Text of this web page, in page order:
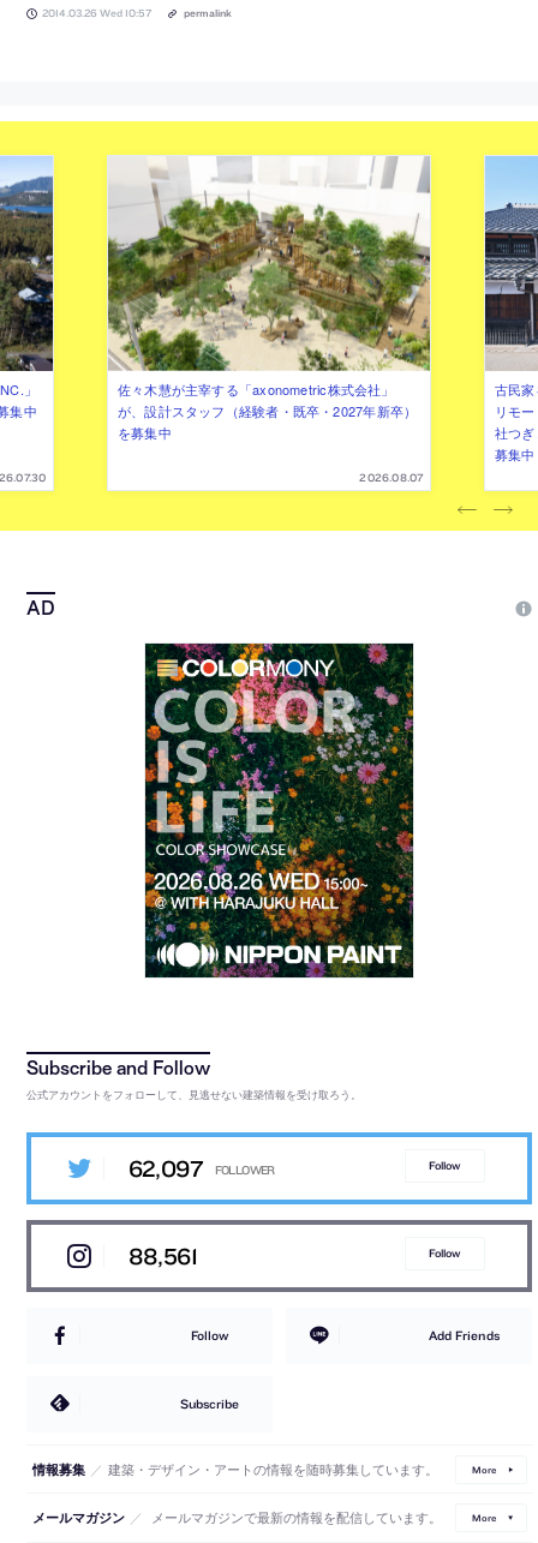
2014.03.26 Wed 10:57 permalink
」
集中
佐々木慧が主宰する「axonometric株式会社」
が、設計スタッフ（経験者・既卒・2027年新卒）
を募集中
2026.08.07
古民
リモ
社つ
募集中
公式アカウントをフォローして、見逃せない建築情報を受け取ろう。
62,097 Follow
88,561 Follow
Follow Add Friends
Subscribe
情報募集 ／ 建築・デザイン・アートの情報を随時募集しています。 More
メールマガジン ／ メールマガジンで最新の情報を配信しています。 More